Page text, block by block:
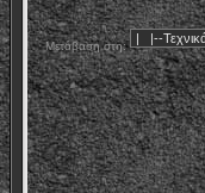
Μετάβαση στη: